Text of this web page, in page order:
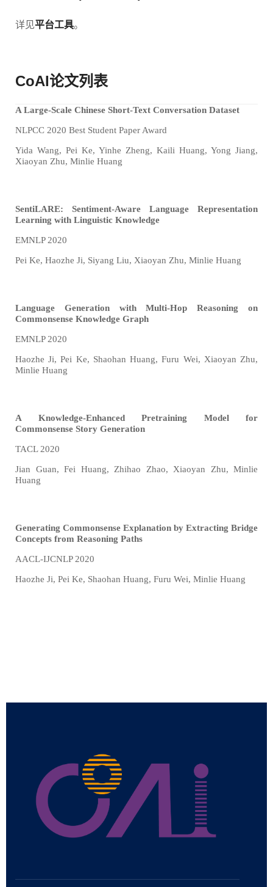
详见平台工具。
CoAI论文列表
A Large-Scale Chinese Short-Text Conversation Dataset
NLPCC 2020 Best Student Paper Award
Yida Wang, Pei Ke, Yinhe Zheng, Kaili Huang, Yong Jiang,
Xiaoyan Zhu, Minlie Huang
SentiLARE: Sentiment-Aware Language Representation
Learning with Linguistic Knowledge
EMNLP 2020
Pei Ke, Haozhe Ji, Siyang Liu, Xiaoyan Zhu, Minlie Huang
Language Generation with Multi-Hop Reasoning on
Commonsense Knowledge Graph
EMNLP 2020
Haozhe Ji, Pei Ke, Shaohan Huang, Furu Wei, Xiaoyan Zhu,
Minlie Huang
A Knowledge-Enhanced Pretraining Model for
Commonsense Story Generation
TACL 2020
Jian Guan, Fei Huang, Zhihao Zhao, Xiaoyan Zhu, Minlie
Huang
Generating Commonsense Explanation by Extracting Bridge
Concepts from Reasoning Paths
AACL-IJCNLP 2020
Haozhe Ji, Pei Ke, Shaohan Huang, Furu Wei, Minlie Huang